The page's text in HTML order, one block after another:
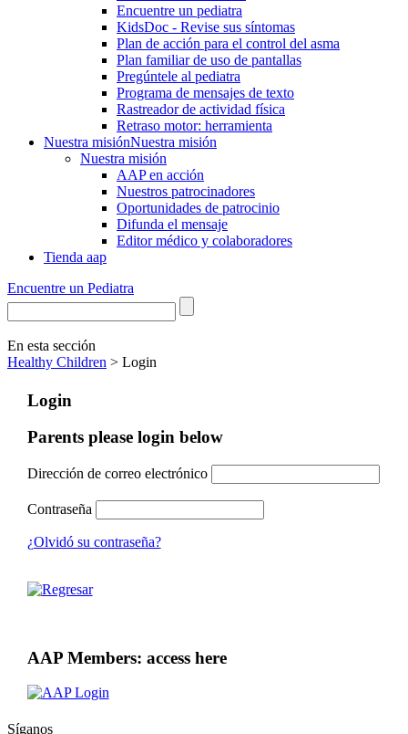
Encuentre un pediatra
KidsDoc - Revise sus síntomas
Plan de acción para el control del asma
Plan familiar de uso de pantallas
Pregúntele al pediatra
Programa de mensajes de texto
Rastre​​ador de activida​d física
Retraso motor: herramienta
Nuestra misiónNuestra misión
Nuestra misión
AAP en acción
Nuestros patrocinadores
Oportunidades de patrocinio
Difunda el mensaje
Editor médico y colaboradores
Tienda aap
Encuentre un Pediatra
En esta sección
Healthy Children > Login
Login
Parents please login below
Dirección de correo electrónico
Contraseña
¿Olvidó su contraseña?
AAP Members: access here
Síganos